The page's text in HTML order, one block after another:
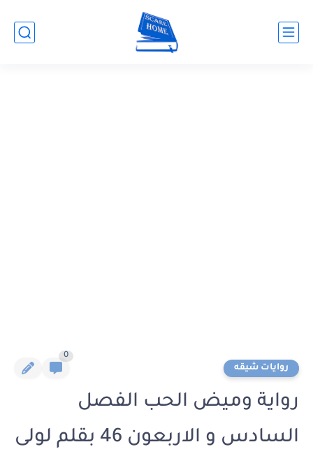
روايات شيقه
0
رواية وميض الحب الفصل
السادس و الاربعون 46 بقلم لولى